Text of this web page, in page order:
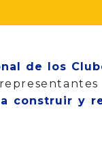
de los
construir y